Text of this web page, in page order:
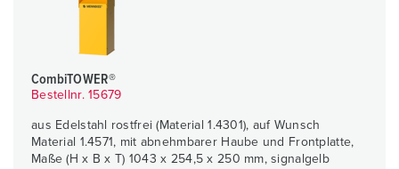
CombiTOWER®
Bestellnr. 15679
aus Edelstahl rostfrei (Material 1.4301), auf Wunsch
Material 1.4571, mit abnehmbarer Haube und Frontplatte,
Maße (H x B x T) 1043 x 254,5 x 250 mm, signalgelb